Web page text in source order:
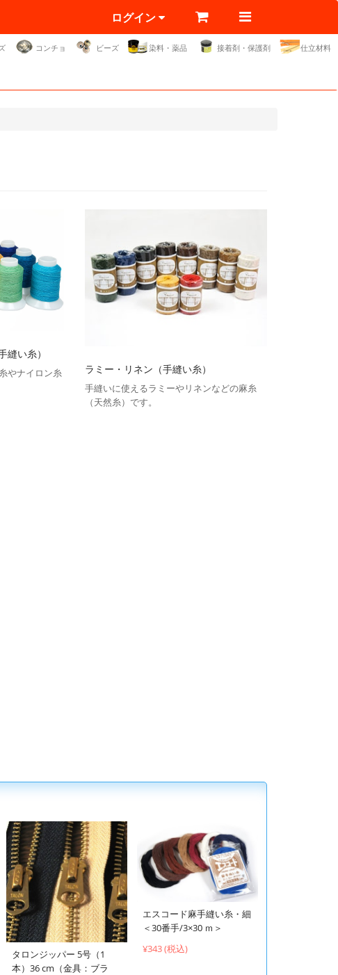
ログイン
コンチョ ビーズ 染料・薬品 接着剤・保護剤 仕立材料
い糸）
やナイロン糸
ラミー・リネン（手縫い糸）
手縫いに使えるラミーやリネンなどの麻糸
（天然糸）です。
タロンジッパー 5号（1
本）36 cm（金具：ブラ
エスコード麻手縫い糸・細
＜30番手/3×30 ｍ＞
¥343 (税込)